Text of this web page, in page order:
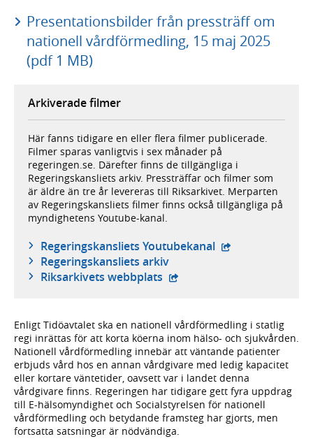
Presentationsbilder från pressträff om
nationell vårdförmedling, 15 maj 2025
(pdf 1 MB)
Arkiverade filmer
Här fanns tidigare en eller flera filmer publicerade.
Filmer sparas vanligtvis i sex månader på
regeringen.se. Därefter finns de tillgängliga i
Regeringskansliets arkiv. Pressträffar och filmer som
är äldre än tre år levereras till Riksarkivet. Merparten
av Regeringskansliets filmer finns också tillgängliga på
myndighetens Youtube-kanal.
Regeringskansliets Youtubekanal - extern
Regeringskansliets arkiv
Riksarkivets webbplats - extern webbplats,
Enligt Tidöavtalet ska en nationell vårdförmedling i statlig
regi inrättas för att korta köerna inom hälso- och sjukvården.
Nationell vårdförmedling innebär att väntande patienter
erbjuds vård hos en annan vårdgivare med ledig kapacitet
eller kortare väntetider, oavsett var i landet denna
vårdgivare finns. Regeringen har tidigare gett fyra uppdrag
till E-hälsomyndighet och Socialstyrelsen för nationell
vårdförmedling och betydande framsteg har gjorts, men
fortsatta satsningar är nödvändiga.